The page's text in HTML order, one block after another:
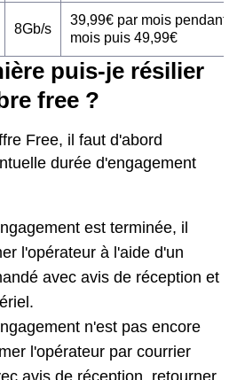
8Gb/s
39,99€ par mois pendant 12
mois puis 49,99€
puis-je résilier
free ?
Free, il faut d'abord
durée d'engagement
est terminée, il
l'opérateur à l'aide d'un
avec avis de réception et
n'est pas encore
l'opérateur par courrier
avis de réception, retourner